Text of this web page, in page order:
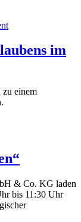
im
zu einem
& Co. KG laden
bis 11:30 Uhr